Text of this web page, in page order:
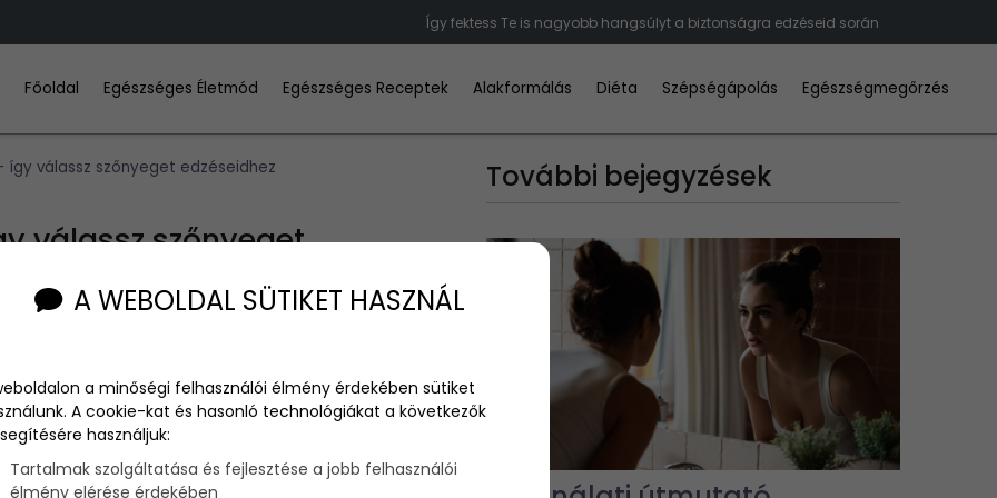
Így fektess Te is nagyobb hangsúlyt a biztonságra edzéseid során
Főoldal Egészséges Életmód Egészséges Receptek Alakformálás Diéta Szépségápolás Egészségmegőrzés
válassz szőnyeget edzéseidhez
válassz szőnyeget
mozgásra is nagyobb hangsúlyt fektetni. Mégis, mielőtt
fektetned – lássuk, hogyan!
További bejegyzések
A WEBOLDAL SÜTIKET HASZNÁL
a minőségi felhasználói élmény érdekében sütiket
A cookie-kat és hasonló technológiákat a következők
használjuk:
Tartalmak szolgáltatása és fejlesztése a jobb felhasználói
élmény elérése érdekében